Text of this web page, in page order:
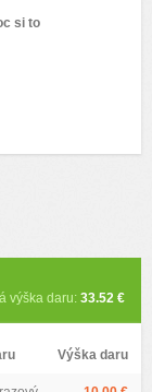
si to
výška daru: 33.52 €
Výška daru